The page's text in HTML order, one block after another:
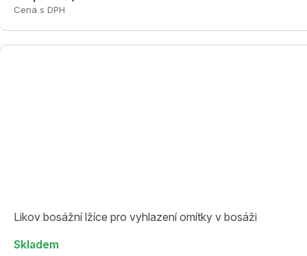
Cena s DPH
Likov bosážní lžíce pro vyhlazení omítky v bosáži
Skladem